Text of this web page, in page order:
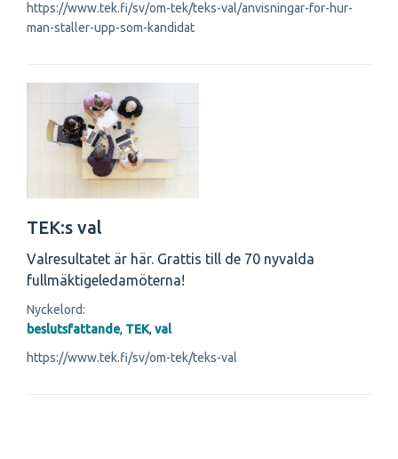
https://www.tek.fi/sv/om-tek/teks-val/anvisningar-for-hur-
man-staller-upp-som-kandidat
TEK:s val
Valresultatet är här. Grattis till de 70 nyvalda
fullmäktigeledamöterna!
Nyckelord:
beslutsfattande, TEK, val
https://www.tek.fi/sv/om-tek/teks-val